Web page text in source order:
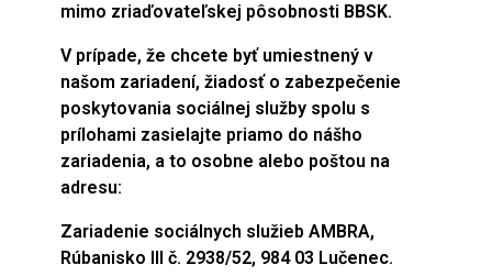
mimo zriaďovateľskej pôsobnosti BBSK.
V prípade, že chcete byť umiestnený v
našom zariadení, žiadosť o zabezpečenie
poskytovania sociálnej služby spolu s
prílohami zasielajte priamo do nášho
zariadenia, a to osobne alebo poštou na
adresu:
Zariadenie sociálnych služieb AMBRA,
Rúbanisko III č. 2938/52, 984 03 Lučenec.